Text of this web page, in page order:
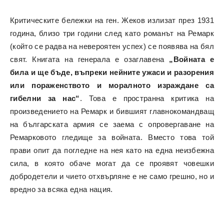
Критическите бележки на ген. Жеков излизат през 1931
година, близо три години след като романът на Ремарк
(който се радва на невероятен успех) се появява на бял
свят. Книгата на генерала е озаглавена „Войната е
била и ще бъде, въпреки нейните ужаси и разорения
или пораженството и моралното израждане са
гибелни за нас“. Това е пространна критика на
произведението на Ремарк и бившият главнокомандващ
на българската армия се заема с опровергаване на
Ремарковото гледище за войната. Вместо това той
прави опит да погледне на нея като на една неизбежна
сила, в която обаче могат да се проявят човешки
добродетели и чието отхвърляне е не само грешно, но и
вредно за всяка една нация.